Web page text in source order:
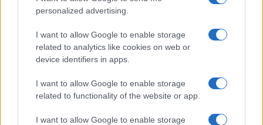
personalized advertising.
I want to allow Google to enable storage
related to analytics like cookies on web or
device identifiers in apps.
I want to allow Google to enable storage
related to functionality of the website or app.
I want to allow Google to enable storage
τραπεζών το α΄ εξάμηνο
Όμιλος ΔΕΗ: Νέα συμφωνία για χαρτοφυλάκιο έργων ΑΠΕ